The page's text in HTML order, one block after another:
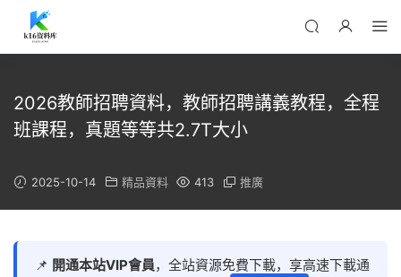
2026教師招聘資料，教師招聘講義教程，全程
班課程，真題等等共2.7T大小
2025-10-14 精品資料 413 推廣
📌 開通本站VIP會員，全站資源免費下載，享高速下載通